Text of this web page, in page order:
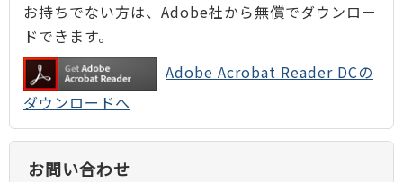
お持ちでない方は、Adobe社から無償でダウンロー
ドできます。
Adobe Acrobat Reader DCの
ダウンロードへ
お問い合わせ